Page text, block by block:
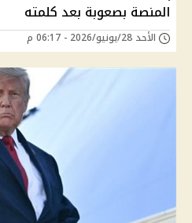
المنصة بصعوبة بعد كلمته
الأحد 28/يونيو/2026 - 06:17 م